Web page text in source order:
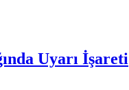
Uyarı İşareti